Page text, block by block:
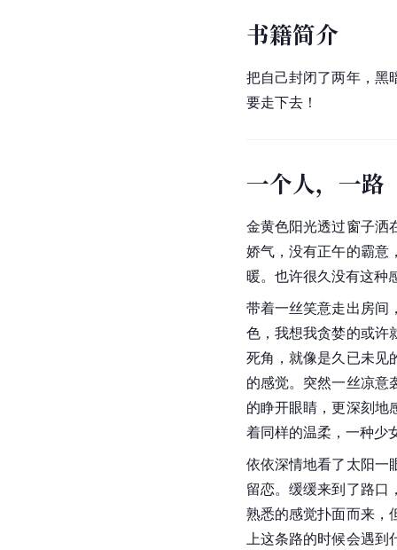
书籍简介
把自己封闭了两年，黑
要走下去！
一个人，一路
金黄色阳光透过窗子洒
娇气，没有正午的霸意
暖。也许很久没有这种
带着一丝笑意走出房间
色，我想我贪婪的或许
死角，就像是久已未见
的感觉。突然一丝凉意
的睁开眼睛，更深刻地
着同样的温柔，一种少
依依深情地看了太阳一
留恋。缓缓来到了路口
熟悉的感觉扑面而来，
上这条路的时候会遇